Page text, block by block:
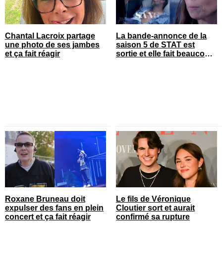
Chantal Lacroix partage
une photo de ses jambes
et ça fait réagir
La bande-annonce de la
saison 5 de STAT est
sortie et elle fait beaucoup
Roxane Bruneau doit
expulser des fans en plein
concert et ça fait réagir
Le fils de Véronique
Cloutier sort et aurait
confirmé sa rupture